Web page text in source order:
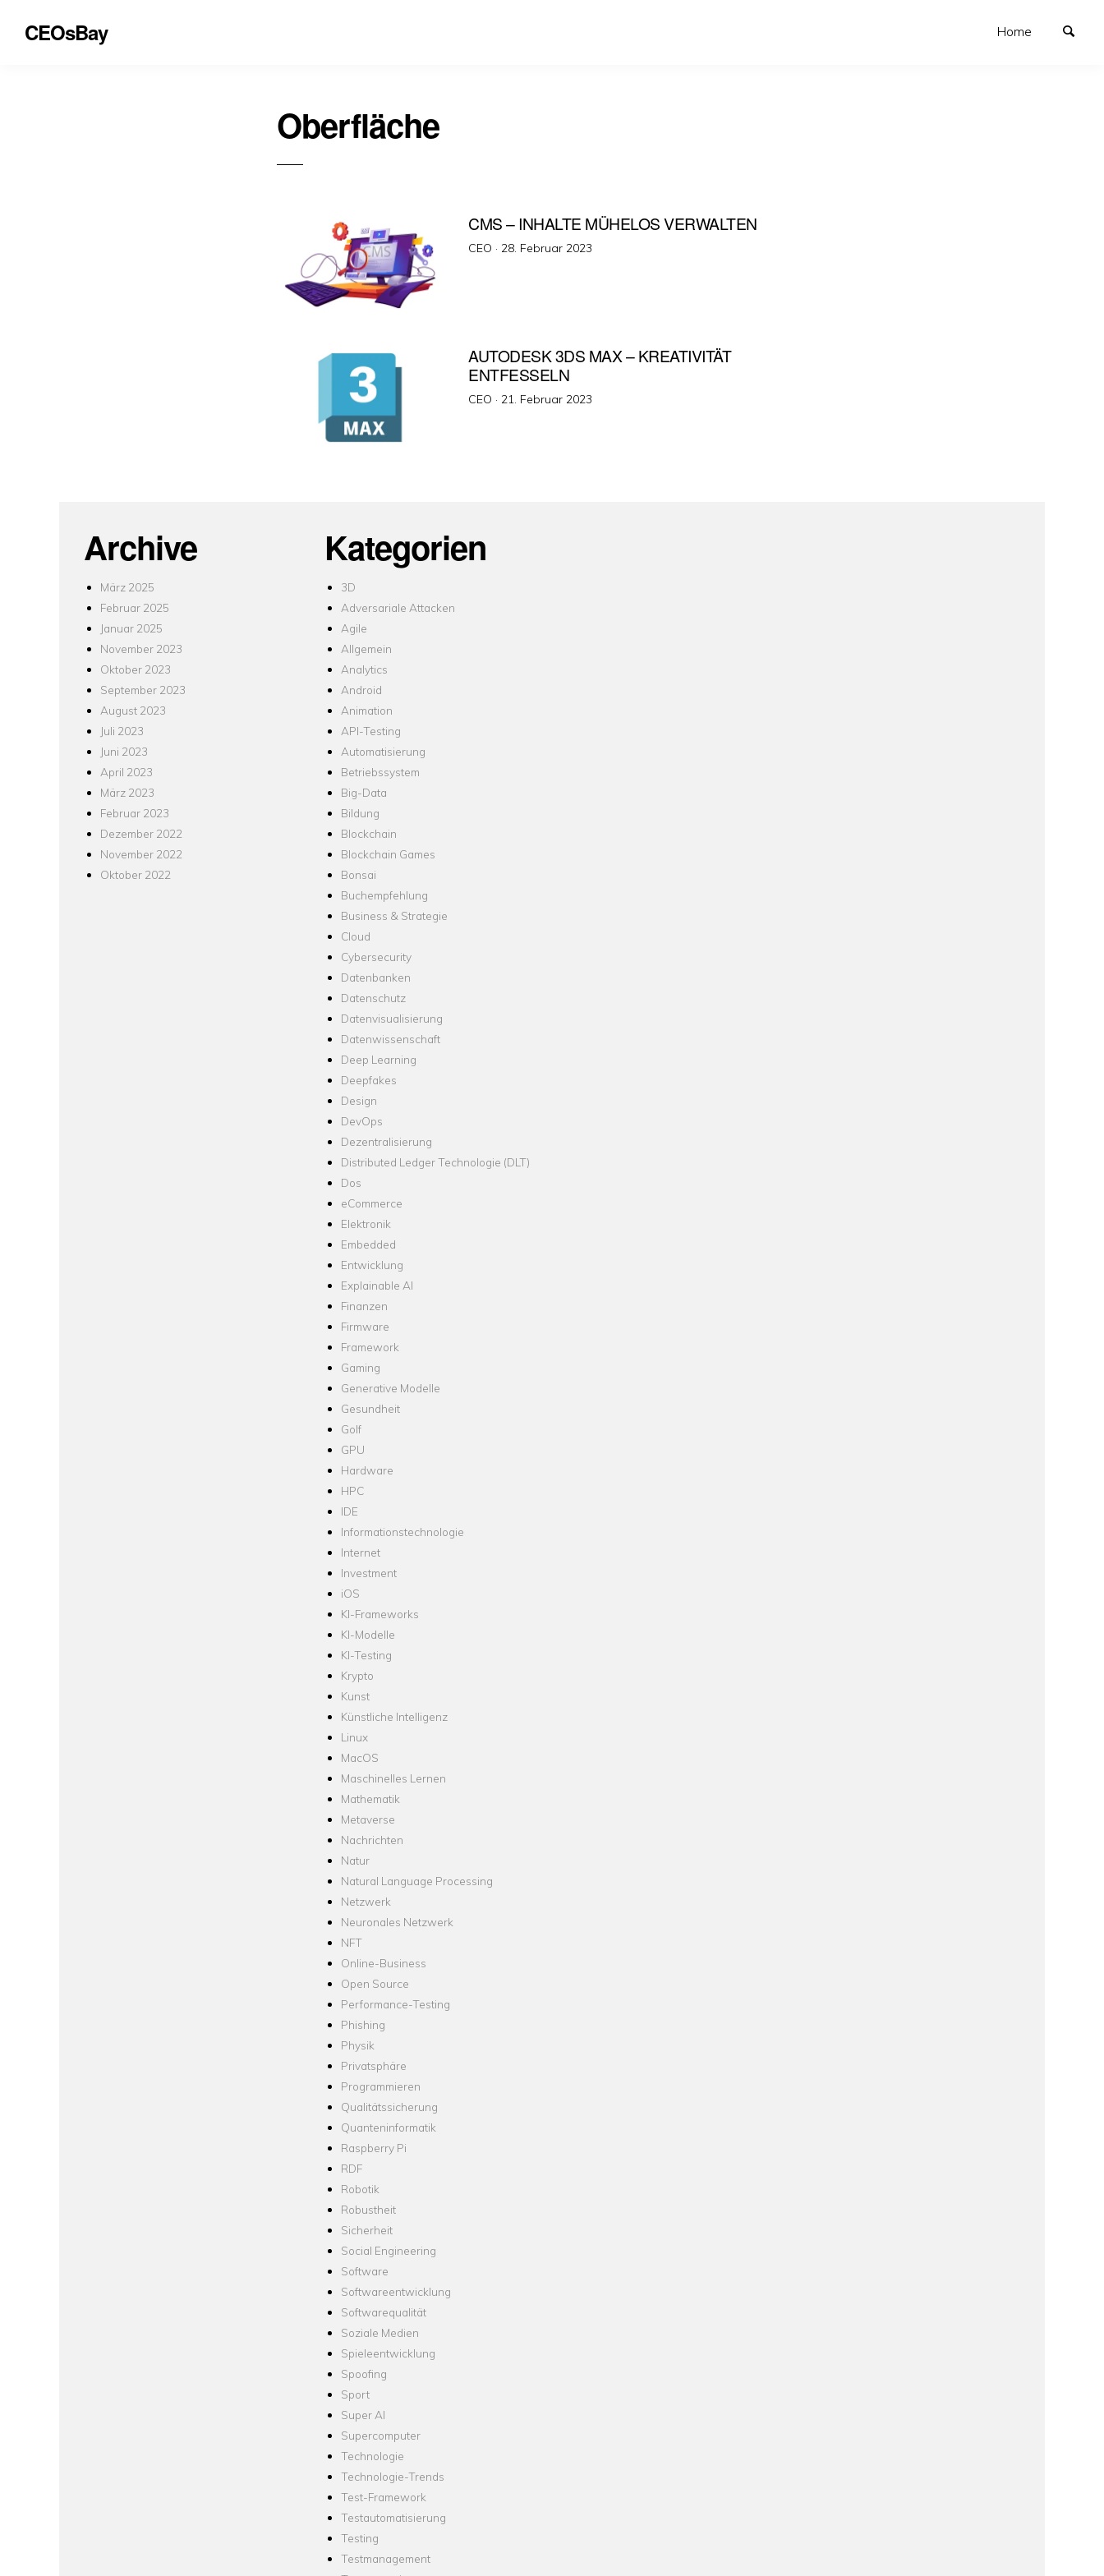
CEOsBay Home
Oberfläche
CMS – INHALTE MÜHELOS VERWALTEN
CEO · Veröffentlicht
28. Februar 2023
AUTODESK 3DS MAX – KREATIVITÄT
ENTFESSELN
CEO · Veröffentlicht
21. Februar 2023
Archive
März 2025
Februar 2025
Januar 2025
November 2023
Oktober 2023
September 2023
August 2023
Juli 2023
Juni 2023
April 2023
März 2023
Februar 2023
Dezember 2022
November 2022
Oktober 2022
Kategorien
3D
Adversariale Attacken
Agile
Allgemein
Analytics
Android
Animation
API-Testing
Automatisierung
Betriebssystem
Big-Data
Bildung
Blockchain
Blockchain Games
Bonsai
Buchempfehlung
Business & Strategie
Cloud
Cybersecurity
Datenbanken
Datenschutz
Datenvisualisierung
Datenwissenschaft
Deep Learning
Deepfakes
Design
DevOps
Dezentralisierung
Distributed Ledger Technologie (DLT)
Dos
eCommerce
Elektronik
Embedded
Entwicklung
Explainable AI
Finanzen
Firmware
Framework
Gaming
Generative Modelle
Gesundheit
Golf
GPU
Hardware
HPC
IDE
Informationstechnologie
Internet
Investment
iOS
KI-Frameworks
KI-Modelle
KI-Testing
Krypto
Kunst
Künstliche Intelligenz
Linux
MacOS
Maschinelles Lernen
Mathematik
Metaverse
Nachrichten
Natur
Natural Language Processing
Netzwerk
Neuronales Netzwerk
NFT
Online-Business
Open Source
Performance-Testing
Phishing
Physik
Privatsphäre
Programmieren
Qualitätssicherung
Quanteninformatik
Raspberry Pi
RDF
Robotik
Robustheit
Sicherheit
Social Engineering
Software
Softwareentwicklung
Softwarequalität
Soziale Medien
Spieleentwicklung
Spoofing
Sport
Super AI
Supercomputer
Technologie
Technologie-Trends
Test-Framework
Testautomatisierung
Testing
Testmanagement